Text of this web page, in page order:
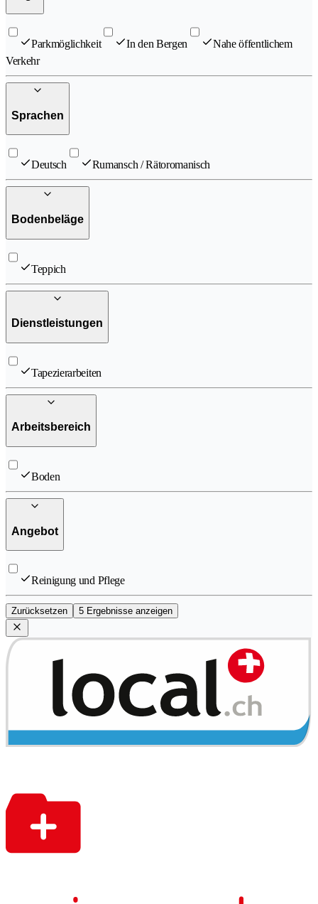
Parkmöglichkeit In den Bergen
Nahe öffentlichem
Verkehr
Sprachen
Deutsch Rumansch / Rätoromanisch
Bodenbeläge
Teppich
Dienstleistungen
Tapezierarbeiten
Arbeitsbereich
Boden
Angebot
Reinigung und Pflege
Zurücksetzen 5 Ergebnisse anzeigen